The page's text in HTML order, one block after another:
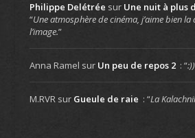
Philippe Delétrée sur Une nuit à plus
“Une atmosphère de cinéma, j’aime bien
l’image.”
Anna Ramel sur Un peu de repos 2 : “:))
M.RVRsur Gueule de raie : “La